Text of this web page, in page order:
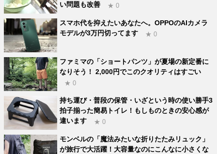
い問題も改善
★ 0
スマホ代を抑えたいあなたへ。OPPOのAIカメラ
モデルが3万円切ってます
★ 0
ファミマの「ショートパンツ」が夏場の新定番に
なりそう！ 2,000円でこのクオリティはすごい
★ 0
持ち運び・普段の保管・いざという時の使い勝手3
拍子揃った簡易トイレ！もしものときの安心感が
違います
★ 0
モンベルの「魔法みたいな折りたたみリュック」
が旅行で大活躍！大容量なのにこんなに小さくな